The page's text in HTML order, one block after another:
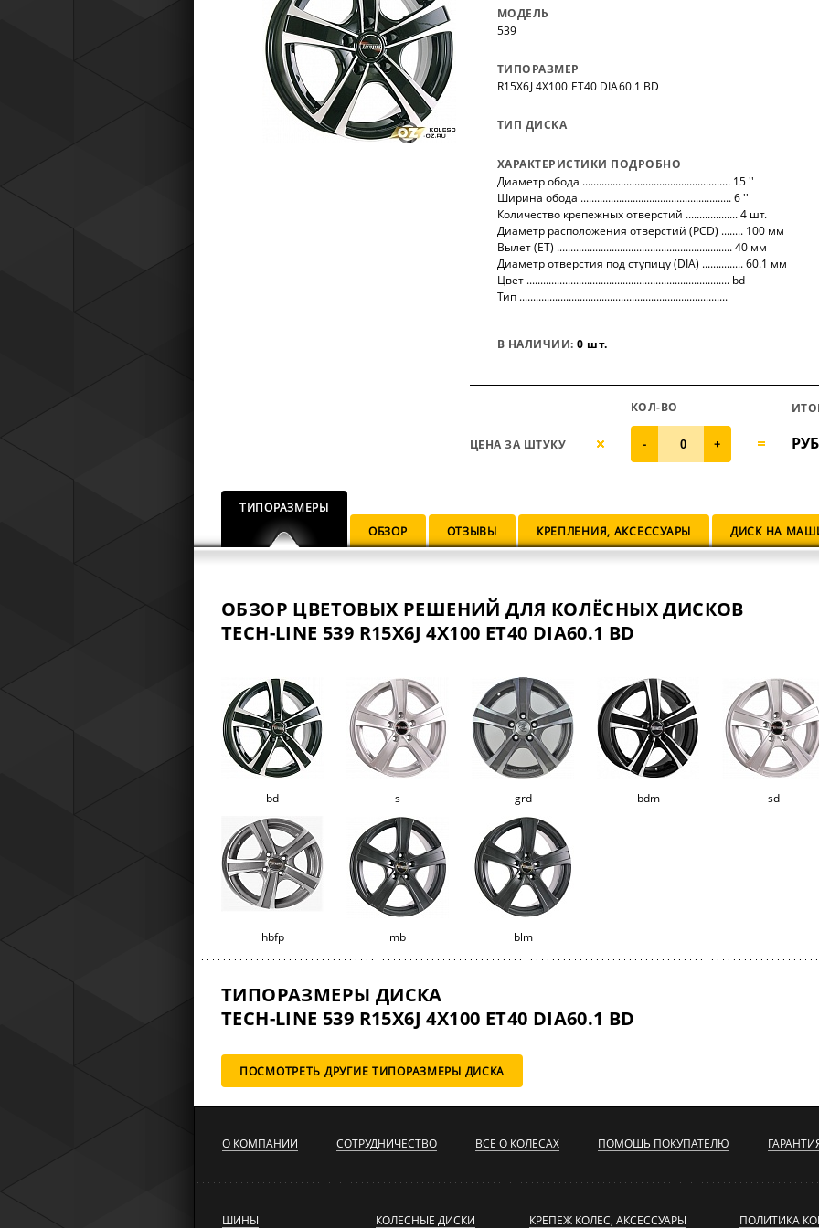
Tyres) защищает от эксплуатационных
повреждений — проколов, порезов,
разрывов и вздутий боковины.
МОДЕЛЬ
539
ТИПОРАЗМЕР
R15X6J 4X100 ET40 DIA60.1 BD
ТИП ДИСКА
ХАРАКТЕРИСТИКИ ПОДРОБНО
Диаметр обода ...................................................... 15 ''
Ширина обода ....................................................... 6 ''
Количество крепежных отверстий ................... 4 шт.
Диаметр расположения отверстий (PCD) ........ 100 мм
Вылет (ET) ................................................................ 40 мм
Диаметр отверстия под ступицу (DIA) ............... 60.1 мм
Цвет .......................................................................... bd
Тип ............................................................................
В НАЛИЧИИ:0 шт.
ЦЕНА ЗА ШТУКУ
КОЛ-ВО
- +
ТИПОРАЗМЕРЫ
ОБЗОР
ОТЗЫВЫ КРЕПЛЕНИЯ, АКСЕССУАРЫ ДИСК НА
ОБЗОР ЦВЕТОВЫХ РЕШЕНИЙ ДЛЯ КОЛЁСНЫХ ДИСКОВ
TECH-LINE 539 R15X6J 4X100 ET40 DIA60.1 BD
bd s grd bdm sd
hbfp mb blm
ТИПОРАЗМЕРЫ ДИСКА
TECH-LINE 539 R15X6J 4X100 ET40 DIA60.1 BD
ПОСМОТРЕТЬ ДРУГИЕ ТИПОРАЗМЕРЫ ДИСКА
О КОМПАНИИ СОТРУДНИЧЕСТВО ВСЕ О КОЛЕСАХ ПОМОЩЬ ПОКУПАТЕЛЮ
ШИНЫ КОЛЕСНЫЕ ДИСКИ КРЕПЕЖ КОЛЕС, АКСЕССУАРЫ ПОЛИТИКА